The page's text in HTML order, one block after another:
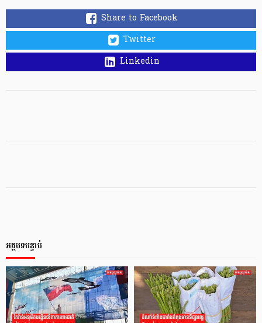
Share to Facebook
Twitter
Linkedin
អត្ថបទបន្ទាប់